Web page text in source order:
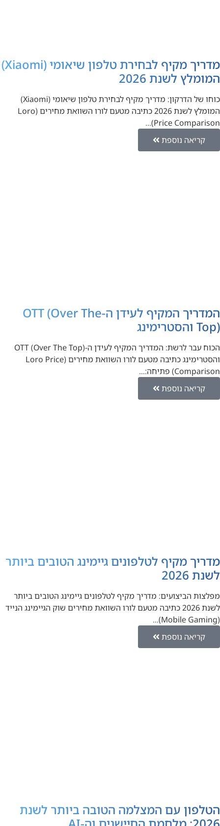
מדריך מקיף לבחירת טלפון שיאומי (Xiaomi)
המומלץ לשנת 2026
כוחו של הדרקון: מדריך מקיף לבחירת טלפון שיאומי (Xiaomi)
המומלץ לשנת 2026 כתיבה מטעם לורו השוואת מחירים (Loro
Price Comparison)…
קריאה נוספת
המדריך המקיף לעידן ה-OTT (Over The
Top) והסטרימינג
הכוח עבר לרשת: המדריך המקיף לעידן ה-OTT (Over The Top)
והסטרימינג כתיבה מטעם לורו השוואת מחירים (Loro Price
Comparison) פתיחה:…
קריאה נוספת
מדריך מקיף לטלפונים גיימינג הטובים ביותר
לשנת 2026
מפלצות הביצועים: מדריך מקיף לטלפונים גיימינג הטובים ביותר
לשנת 2026 כתיבה מטעם לורו השוואת מחירים שוק הגיימינג הנייד
(Mobile Gaming)…
קריאה נוספת
הטלפון עם המצלמה הטובה ביותר לשנת